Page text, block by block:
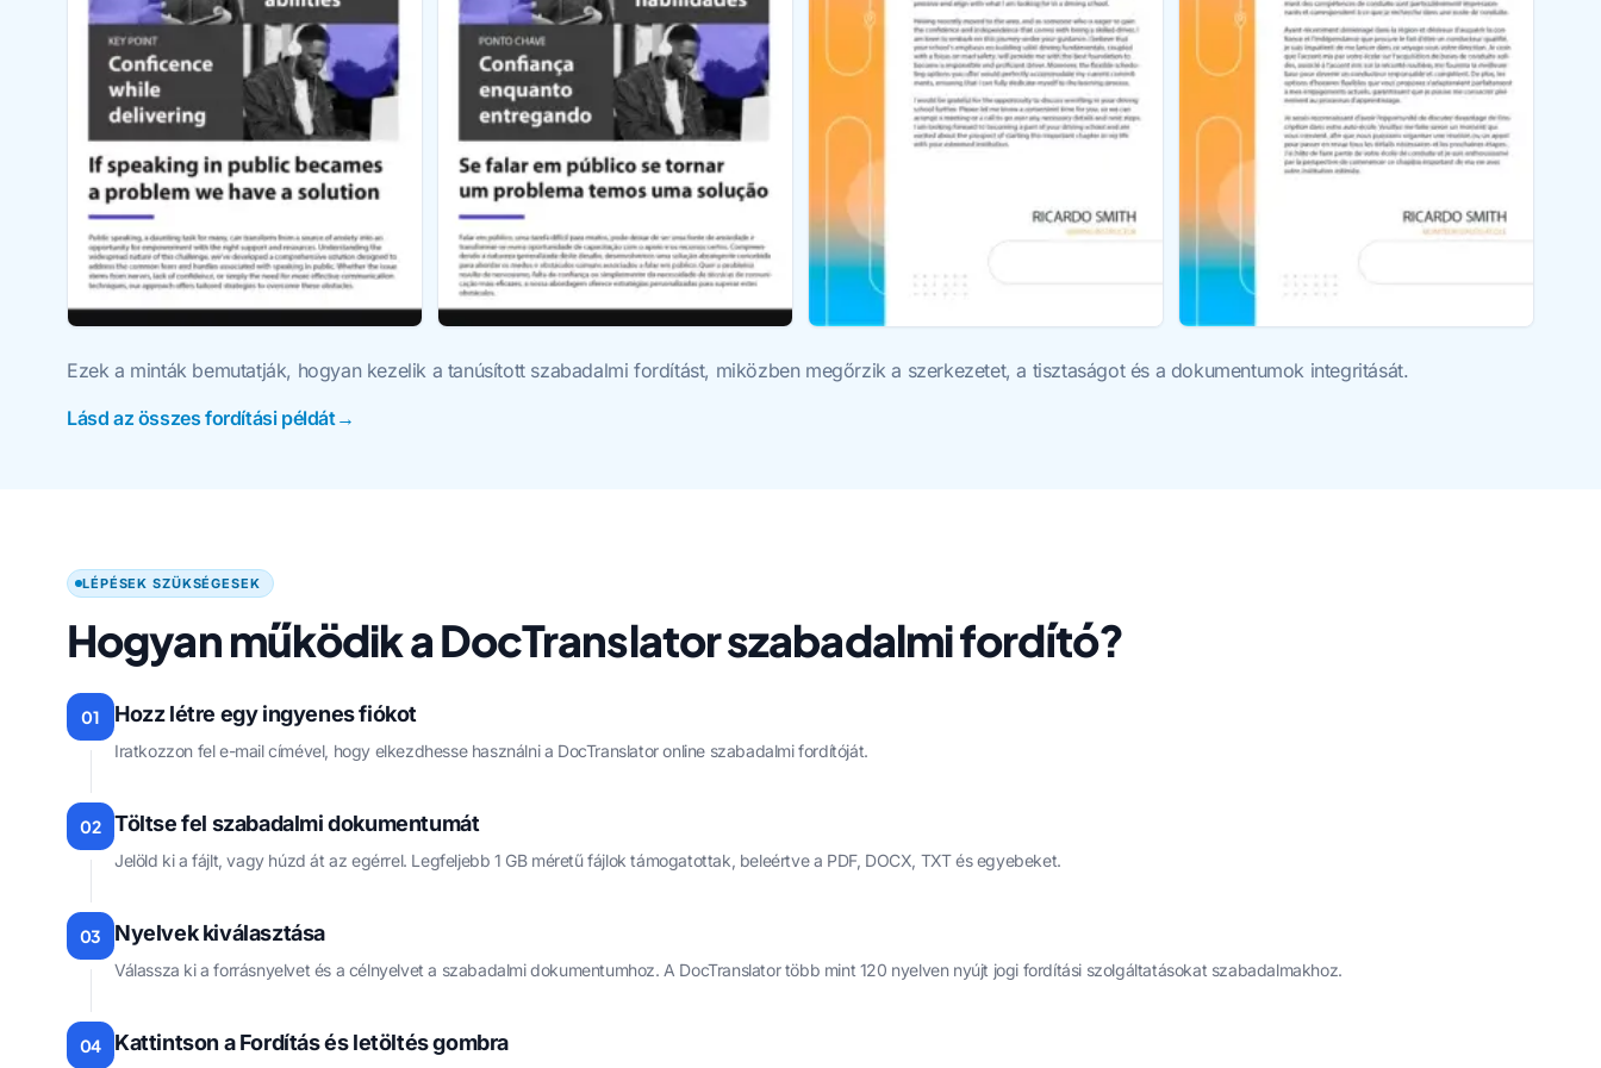
Ezek a minták bemutatják, hogyan kezelik a tanúsított szabadalmi fordítást, miközben megőrzik a szerkezetet, a tisztaságot és a dokumentumok integritását.
Lásd az összes fordítási példát→
LÉPÉSEK SZÜKSÉGESEK
Hogyan működik a DocTranslator szabadalmi fordító?
01 Hozz létre egy ingyenes fiókot
Iratkozzon fel e-mail címével, hogy elkezdhesse használni a DocTranslator online szabadalmi fordítóját.
02 Töltse fel szabadalmi dokumentumát
Jelöld ki a fájlt, vagy húzd át az egérrel. Legfeljebb 1 GB méretű fájlok támogatottak, beleértve a PDF, DOCX, TXT és egyebeket.
03 Nyelvek kiválasztása
Válassza ki a forrásnyelvet és a célnyelvet a szabadalmi dokumentumhoz. A DocTranslator több mint 120 nyelven nyújt jogi fordítási szolgáltatásokat szabadalmakhoz.
04 Kattintson a Fordítás és letöltés gombra